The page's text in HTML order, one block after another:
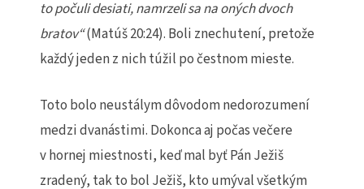
to počuli desiati, namrzeli sa na oných dvoch
bratov“(Matúš 20:24). Boli znechutení, pretože
každý jeden z nich túžil po čestnom mieste.
Toto bolo neustálym dôvodom nedorozumení
medzi dvanástimi. Dokonca aj počas večere
v hornej miestnosti, keď mal byť Pán Ježiš
zradený, tak to bol Ježiš, kto umýval všetkým